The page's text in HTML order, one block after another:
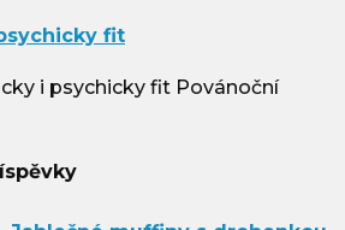
fit
i psychicky fit Povánoční